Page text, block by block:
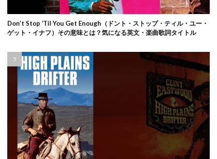
Don’t Stop ‘Til You Get Enough（ドント・ストップ・ティル・ユー・
ゲット・イナフ）その意味とは？気になる英文・楽曲歌詞タイトル